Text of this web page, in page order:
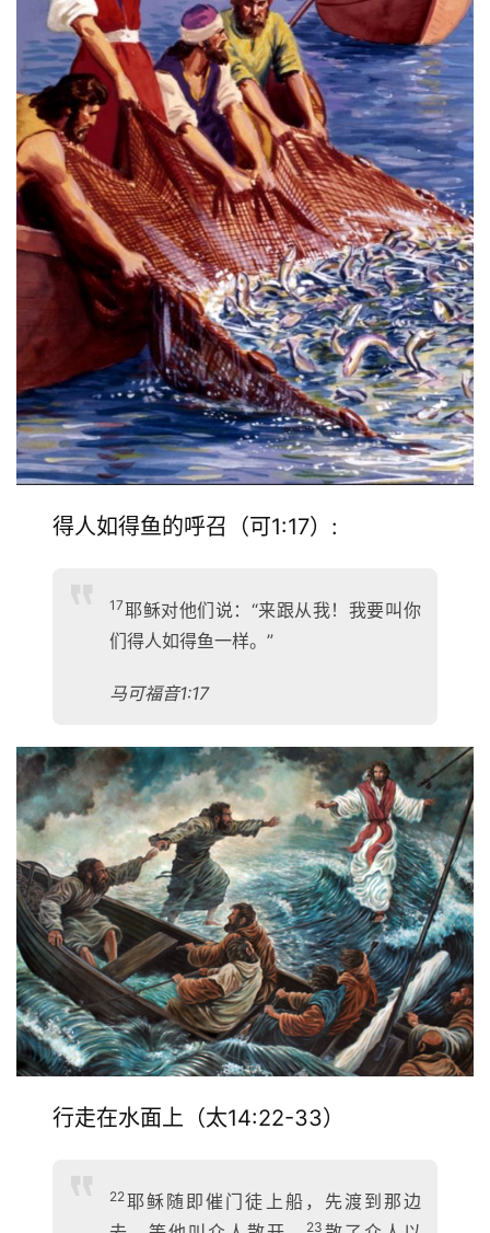
得人如得鱼的呼召（可1:17）:
17耶稣对他们说：“来跟从我！我要叫你
们得人如得鱼一样。”
马可福音1:17
行走在水面上（太14:22-33）
22耶稣随即催门徒上船，先渡到那边
23